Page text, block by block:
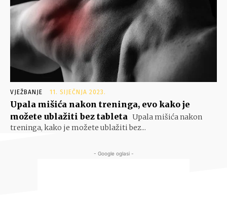
VJEŽBANJE 11. SIJEČNJA 2023.
Upala mišića nakon treninga, evo kako je
možete ublažiti bez tableta Upala mišića nakon
treninga, kako je možete ublažiti bez...
- Google oglasi -